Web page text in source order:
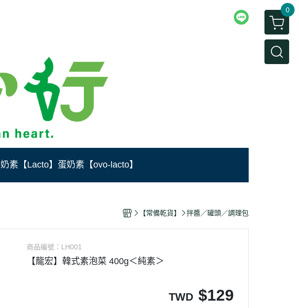
0
奶素【Lacto】 蛋奶素【ovo-lacto】
【常備乾貨】 拌醬／罐頭／調理包
商品編號： LH001
【龍宏】韓式素泡菜 400g＜純素＞
TWD $129